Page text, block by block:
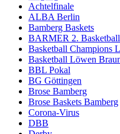
Achtelfinale
ALBA Berlin
Bamberg Baskets
BARMER 2.
Basketball Champions
Basketball Löwen
BBL Pokal
BG Göttingen
Brose Bamberg
Brose Baskets Bamberg
Corona-Virus
DBB